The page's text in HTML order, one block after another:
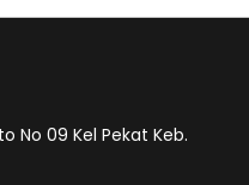
No 09 Kel Pekat Keb.